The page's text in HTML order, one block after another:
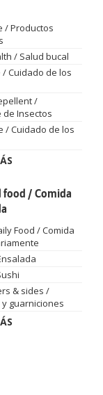
/ Productos
/ Salud bucal
/ Cuidado de los
/
de Insectos
/ Cuidado de los
food / Comida
Food / Comida
& sides /
guarniciones